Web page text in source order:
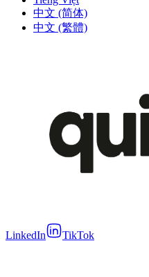
中文 (简体)
中文 (繁體)
LinkedIn TikTok